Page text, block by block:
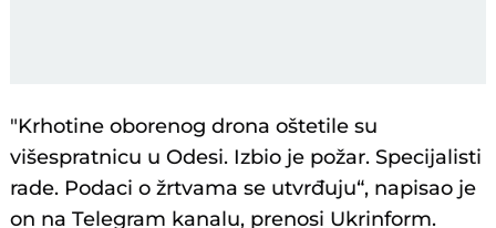
"Krhotine oborenog drona oštetile su
višespratnicu u Odesi. Izbio je požar. Specijalisti
rade. Podaci o žrtvama se utvrđuju“, napisao je
on na Telegram kanalu, prenosi Ukrinform.